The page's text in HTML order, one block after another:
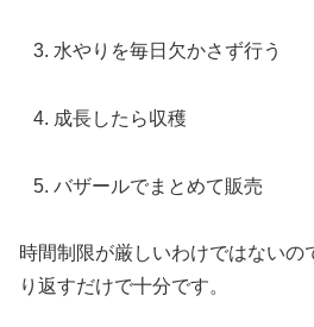
水やりを毎日欠かさず行う
成長したら収穫
バザールでまとめて販売
時間制限が厳しいわけではないの
り返すだけで十分です。